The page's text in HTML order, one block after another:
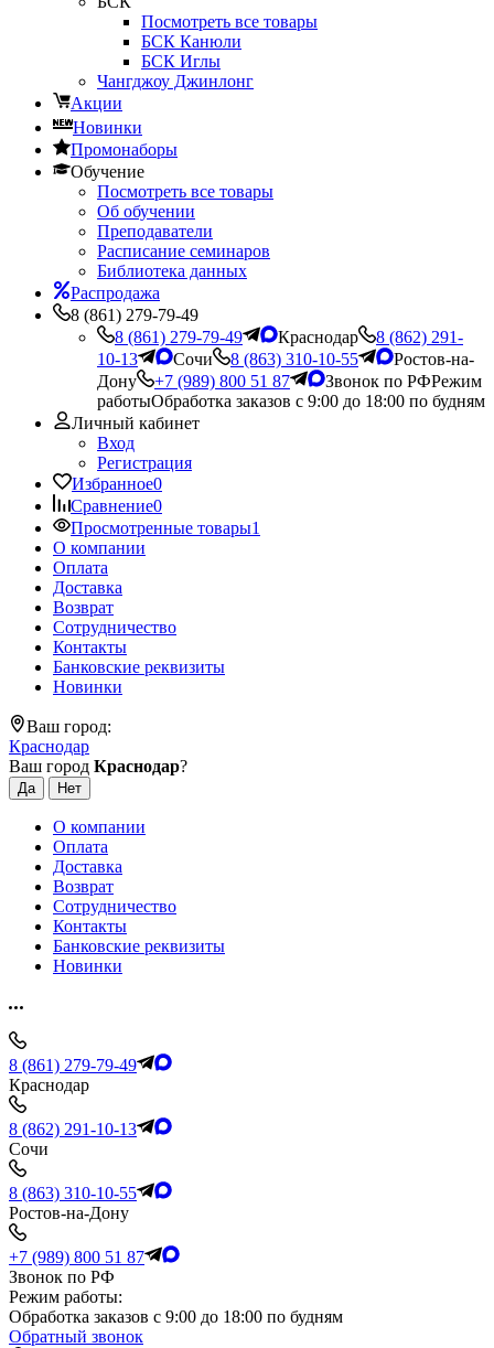
Посмотреть все товары
БСК Канюли
БСК Иглы
Чангджоу Джинлонг
Акции
Новинки
Промонаборы
Обучение
Посмотреть все товары
Об обучении
Преподаватели
Расписание семинаров
Библиотека данных
Распродажа
8 (861) 279-79-49
8 (861) 279-79-49
Краснодар
8 (862) 291-
10-13
Сочи 8 (863) 310-10-55
Ростов-на-
Дону
+7 (989) 800 51 87 Звонок по РФРежим
работыОбработка заказов с 9:00 до 18:00 по будням
Личный кабинет
Вход
Регистрация
Избранное0
Сравнение0
Просмотренные товары1
О компании
Оплата
Доставка
Возврат
Сотрудничество
Контакты
Банковские реквизиты
Новинки
Ваш город:
Краснодар
Ваш город Краснодар?
О компании
Оплата
Доставка
Возврат
Сотрудничество
Контакты
Банковские реквизиты
Новинки
8 (861) 279-79-49
Краснодар
8 (862) 291-10-13
Сочи
8 (863) 310-10-55
Ростов-на-Дону
+7 (989) 800 51 87
Звонок по РФ
Режим работы:
Обработка заказов с 9:00 до 18:00 по будням
Обратный звонок